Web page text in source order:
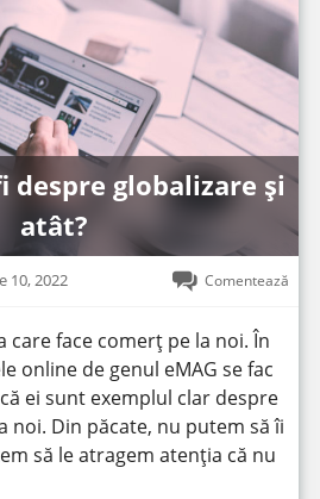
despre globalizare și
atât?
10, 2022 Comentează
care face comerț pe la noi. În
online de genul eMAG se fac
ei sunt exemplul clar despre
noi. Din păcate, nu putem să îi
să le atragem atenția că nu